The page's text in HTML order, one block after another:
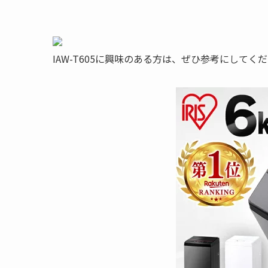
IAW-T605に興味のある方は、ぜひ参考にしてく